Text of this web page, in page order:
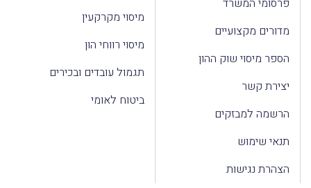
פרסומי המשרד
מדורים מקצועיים
הספר מיסוי שוק ההון
יצירת קשר
הרשמה למבזקים
תנאי שימוש
הצהרת נגישות
מיסוי מקרקעין
מיסוי רווחי הון
תגמול עובדים ובכירים
ביטוח לאומי